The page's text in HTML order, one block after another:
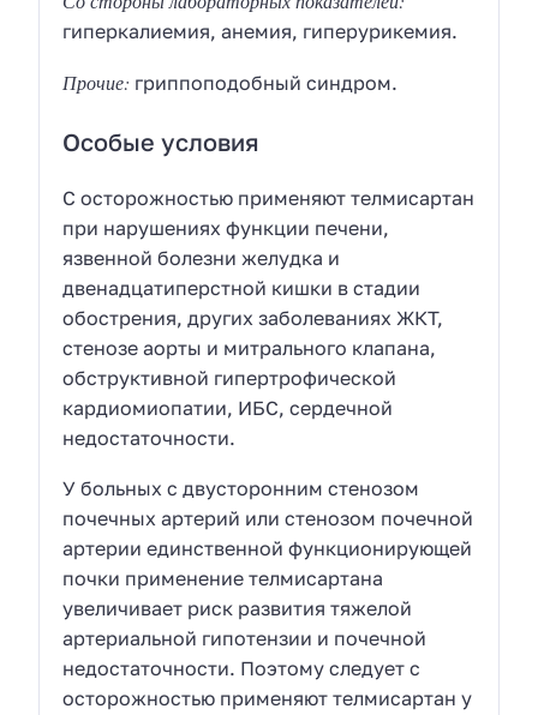
гиперкалиемия, анемия, гиперурикемия.
Прочие: гриппоподобный синдром.
Особые условия
C осторожностью применяют телмисартан
при нарушениях функции печени,
язвенной болезни желудка и
двенадцатиперстной кишки в стадии
обострения, других заболеваниях ЖКТ,
стенозе аорты и митрального клапана,
обструктивной гипертрофической
кардиомиопатии, ИБС, сердечной
недостаточности.
У больных с двусторонним стенозом
почечных артерий или стенозом почечной
артерии единственной функционирующей
почки применение телмисартана
увеличивает риск развития тяжелой
артериальной гипотензии и почечной
недостаточности. Поэтому следует с
осторожностью применяют телмисартан у